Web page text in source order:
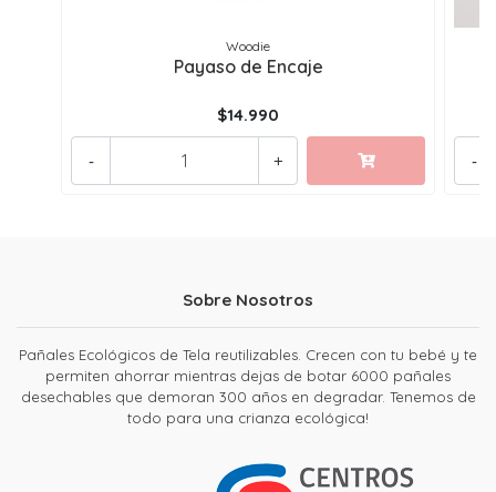
Woodie
Payaso de Encaje
$14.990
+
- -
Sobre Nosotros
Pañales Ecológicos de Tela reutilizables. Crecen con tu bebé y te
permiten ahorrar mientras dejas de botar 6000 pañales
desechables que demoran 300 años en degradar. Tenemos de
todo para una crianza ecológica!